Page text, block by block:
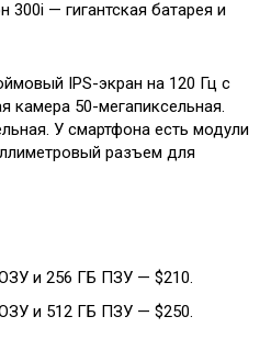
IPS-экран на 120 Гц с
камера 50-мегапиксельная.
У смартфона есть модули
разъем для
и 256 ГБ ПЗУ — $210.
и 512 ГБ ПЗУ — $250.